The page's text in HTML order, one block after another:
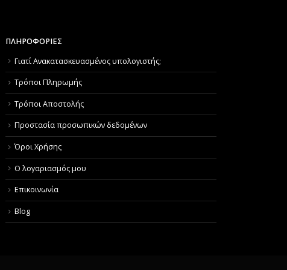
ΠΛΗΡΟΦΟΡΙΕΣ
Γιατί Aνακατασκευασμένος υπολογιστής;
Τρόποι Πληρωμής
Τρόποι Αποστολής
Προστασία προσωπικών δεδομένων
Όροι Χρήσης
Ο λογαριασμός μου
Επικοινωνία
Blog